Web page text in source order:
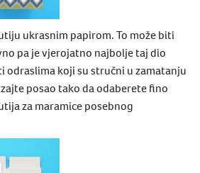
ukrasnim papirom. To može biti
pa je vjerojatno najbolje taj dio
odraslima koji su stručni u zamatanju
posao tako da odaberete fino
za maramice posebnog